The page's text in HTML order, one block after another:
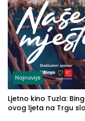
Najnovije
Ljetno kino Tuzla:
ovog ljeta na Trgu